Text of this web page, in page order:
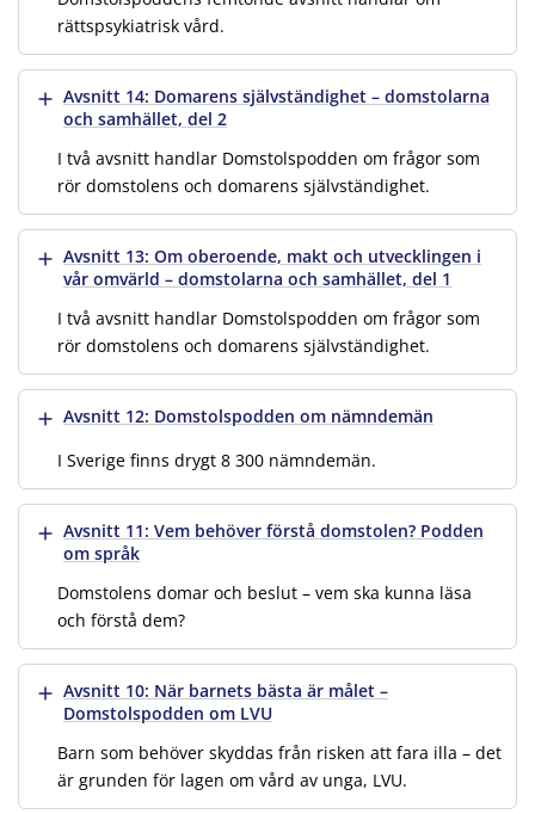
rättspsykiatrisk vård.
Visa merAvsnitt 14: Domarens självständighet – domstolarna
och samhället, del 2
I två avsnitt handlar Domstolspodden om frågor som
rör domstolens och domarens självständighet.
Visa merAvsnitt 13: Om oberoende, makt och utvecklingen i
vår omvärld – domstolarna och samhället, del 1
I två avsnitt handlar Domstolspodden om frågor som
rör domstolens och domarens självständighet.
Visa merAvsnitt 12: Domstolspodden om nämndemän
I Sverige finns drygt 8 300 nämndemän.
Visa merAvsnitt 11: Vem behöver förstå domstolen? Podden
om språk
Domstolens domar och beslut – vem ska kunna läsa
och förstå dem?
Visa merAvsnitt 10: När barnets bästa är målet –
Domstolspodden om LVU
Barn som behöver skyddas från risken att fara illa – det
är grunden för lagen om vård av unga, LVU.